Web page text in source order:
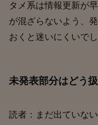
タメ系は情報更新が
が混ざらないよう、
おくと迷いにくいでし
未発表部分はどう
読者：まだ出ていな